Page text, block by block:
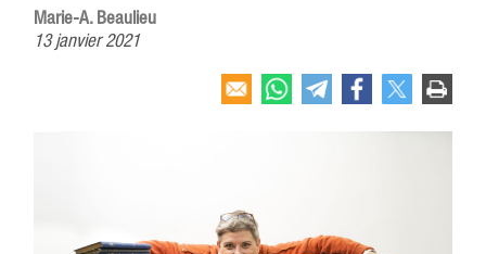
Marie-A. Beaulieu
13 janvier 2021